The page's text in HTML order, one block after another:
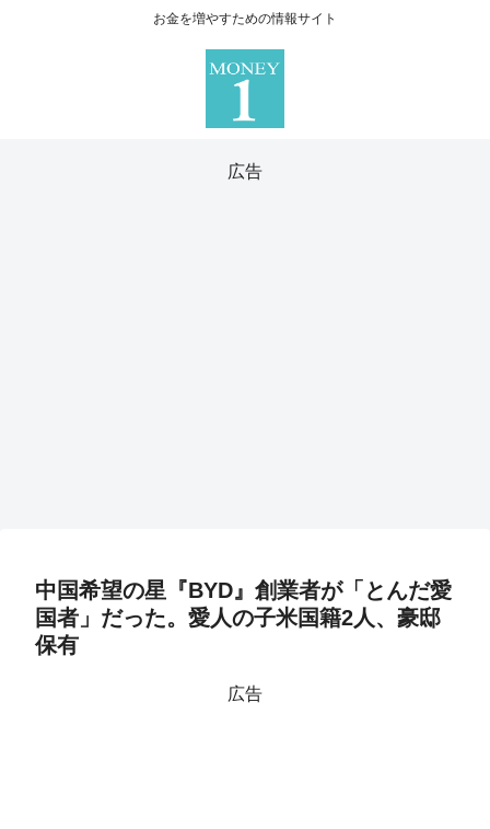
お金を増やすための情報サイト
広告
中国希望の星『BYD』創業者が「とんだ愛
国者」だった。愛人の子米国籍2人、豪邸
保有
広告